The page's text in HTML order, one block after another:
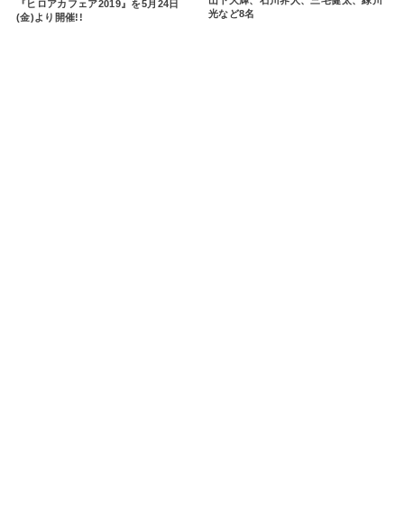
『ヒロアカフェア2019』を5月24日
(金)より開催!!
光など8名